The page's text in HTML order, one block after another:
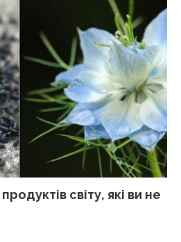
світу, які ви не